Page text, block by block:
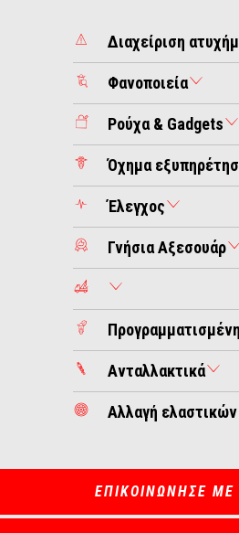
Διαχείριση
Φανοποιεία
Ρούχα & Gadgets
Όχημα
Έλεγχος
Γνήσια Αξεσουάρ
Ανταλλακτικά
Αλλαγή ελαστικών
ΕΠΙΚΟΙΝΩΝΗΣΕ ΜΕ